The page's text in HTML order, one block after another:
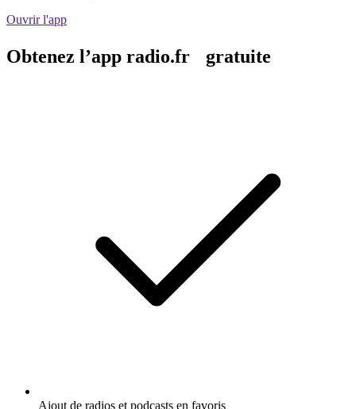
Ouvrir l'app
Obtenez l’app radio.fr gratuite
Ajout de radios et podcasts en favoris